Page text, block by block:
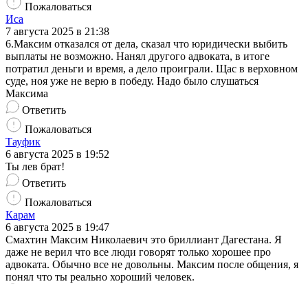
Пожаловаться
Иса
7 августа 2025 в 21:38
6.Максим отказался от дела, сказал что юридически выбить
выплаты не возможно. Нанял другого адвоката, в итоге
потратил деньги и время, а дело проиграли. Щас в верховном
суде, ноя уже не верю в победу. Надо было слушаться
Максима
Ответить
Пожаловаться
Тауфик
6 августа 2025 в 19:52
Ты лев брат!
Ответить
Пожаловаться
Карам
6 августа 2025 в 19:47
Смахтин Максим Николаевич это бриллиант Дагестана. Я
даже не верил что все люди говорят только хорошее про
адвоката. Обычно все не довольны. Максим после общения, я
понял что ты реально хороший человек.